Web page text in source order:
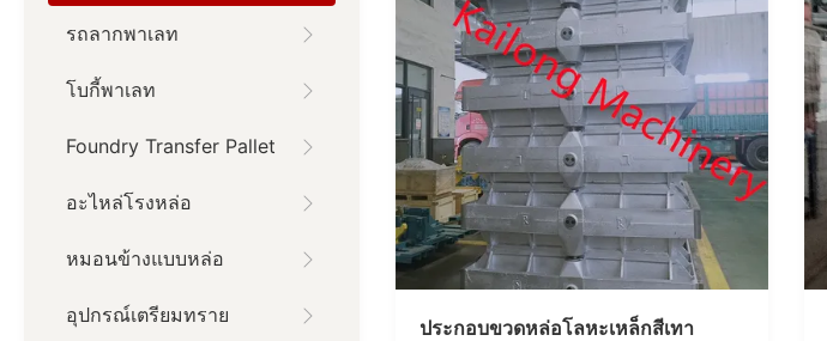
รถลากพาเลท
โบกี้พาเลท
Foundry Transfer Pallet
อะไหล่โรงหล่อ
หมอนข้างแบบหล่อ
อุปกรณ์เตรียมทราย
ประกอบขวดหล่อโลหะเหล็กสีเทา